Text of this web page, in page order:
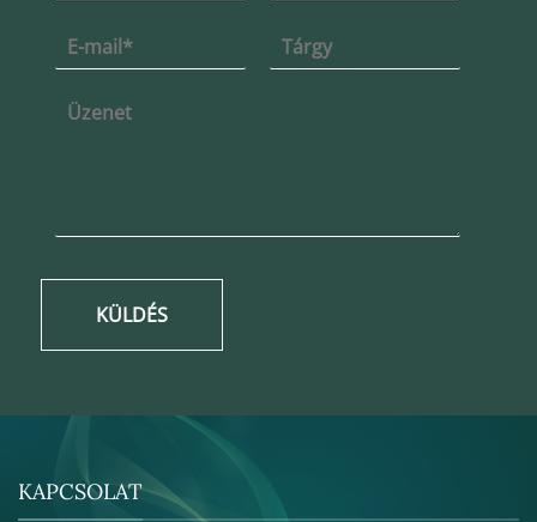
KÜLDÉS
KAPCSOLAT